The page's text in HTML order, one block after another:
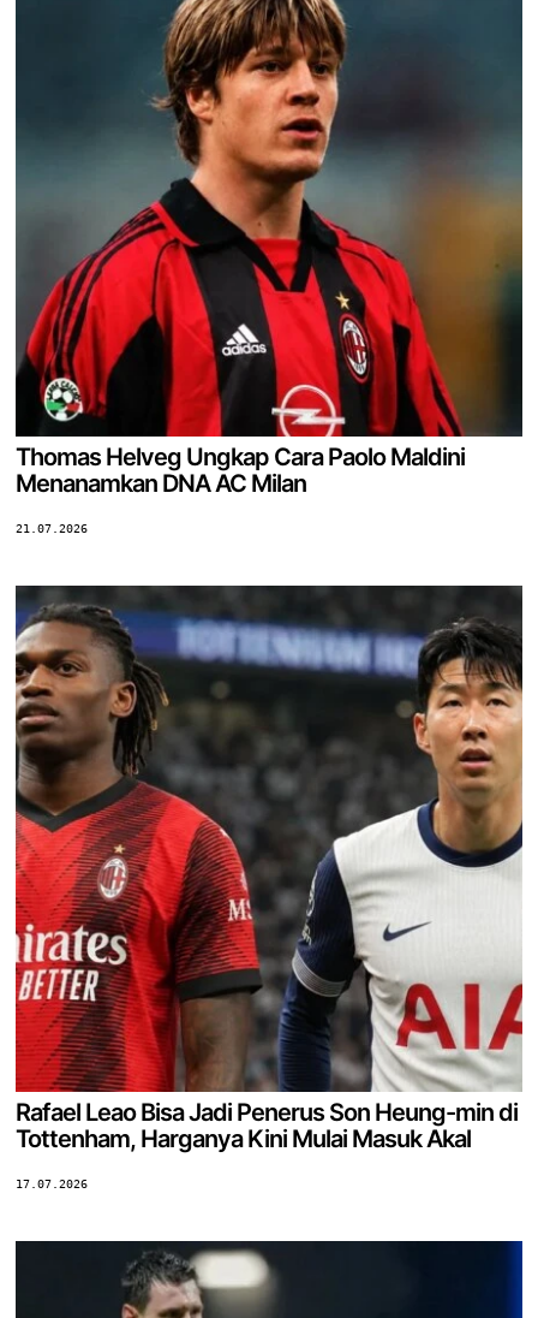
Thomas Helveg Ungkap Cara Paolo Maldini
Menanamkan DNA AC Milan
21.07.2026
Rafael Leao Bisa Jadi Penerus Son Heung-min di
Tottenham, Harganya Kini Mulai Masuk Akal
17.07.2026